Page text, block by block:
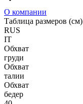
О компании
Таблица размеров (см)
RUS
IT
Обхват
груди
Обхват
талии
Обхват
бедер